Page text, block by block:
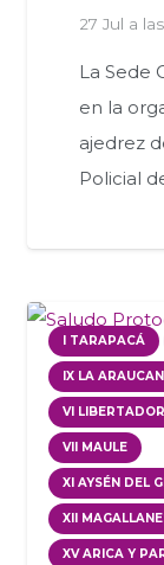
27 Jul a
La Sede
en la
ajedrez
Policial
I TARAPACÁ
IX LA
VI
VII MAULE
XI AYSÉN DEL
XII
XV ARICA Y